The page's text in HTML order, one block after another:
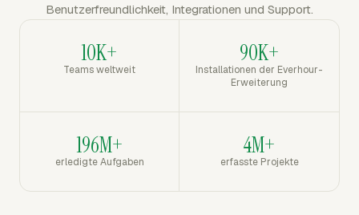
Benutzerfreundlichkeit, Integrationen und Support.
10K+
Teams weltweit
90K+
Installationen der Everhour-
Erweiterung
196M+
erledigte Aufgaben
4M+
erfasste Projekte